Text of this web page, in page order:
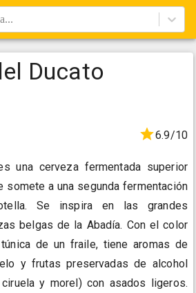
Ducato
6.9/10
una cerveza fermentada superior
somete a una segunda fermentación
Se inspira en las grandes
belgas de la Abadía. Con el color
de un fraile, tiene aromas de
y frutas preservadas de alcohol
ciruela y morel) con asados ​​ligeros.